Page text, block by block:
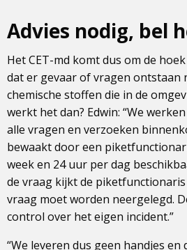
Advies nodig, bel
Het CET-md komt dus om de
dat er gevaar of vragen ontstaan
chemische stoffen die in de
werkt het dan? Edwin: “We
alle vragen en verzoeken
bewaakt door een
week en 24 uur per dag
de vraag kijkt de
vraag moet worden neergelegd.
control over het eigen incident.”
“We leveren dus geen handjes